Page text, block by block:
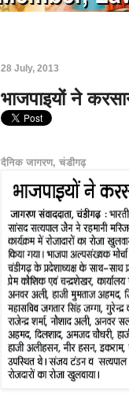
28 July, 2013
भाजपाइयों ने
दैनिक जागरण, चंडीगढ़